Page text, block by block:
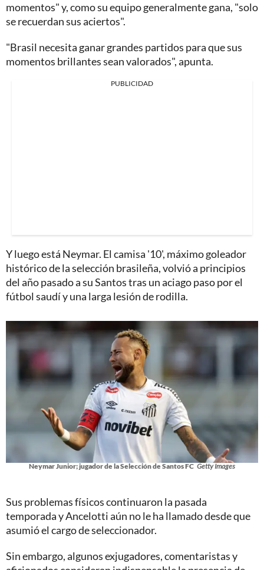
momentos" y, como su equipo generalmente gana, "solo
se recuerdan sus aciertos".
"Brasil necesita ganar grandes partidos para que sus
momentos brillantes sean valorados", apunta.
PUBLICIDAD
Y luego está Neymar. El camisa '10', máximo goleador
histórico de la selección brasileña, volvió a principios
del año pasado a su Santos tras un aciago paso por el
fútbol saudí y una larga lesión de rodilla.
Neymar Junior; jugador de la Selección de Santos FC Getty Images
Sus problemas físicos continuaron la pasada
temporada y Ancelotti aún no le ha llamado desde que
asumió el cargo de seleccionador.
Sin embargo, algunos exjugadores, comentaristas y